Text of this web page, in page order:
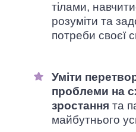
тілами,
розуміти та
потреби своєї
Уміти
проблеми на
зростання та
майбутнього